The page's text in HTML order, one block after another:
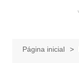
Página inicial